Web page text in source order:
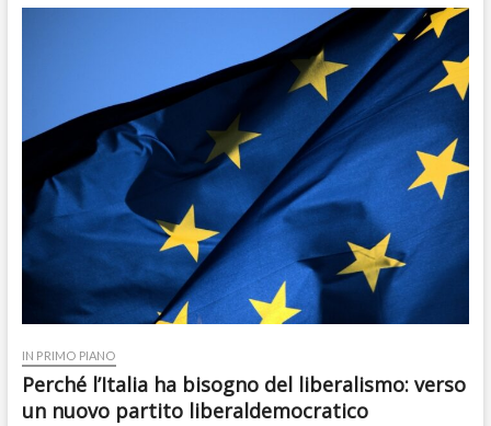
IN PRIMO PIANO
Perché l’Italia ha bisogno del liberalismo: verso
un nuovo partito liberaldemocratico